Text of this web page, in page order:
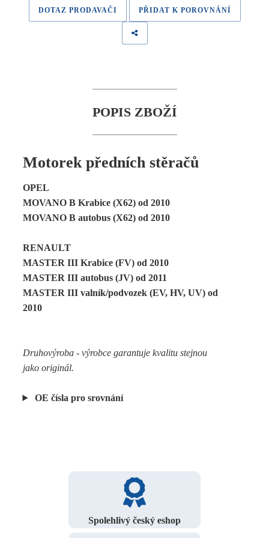
DOTAZ PRODAVAČI PŘIDAT K POROVNÁNÍ
POPIS ZBOŽÍ
Motorek předních stěračů
OPEL
MOVANO B Krabice (X62) od 2010
MOVANO B autobus (X62) od 2010
RENAULT
MASTER III Krabice (FV) od 2010
MASTER III autobus (JV) od 2011
MASTER III valník/podvozek (EV, HV, UV) od
2010
Druhovýroba - výrobce garantuje kvalitu stejnou
jako originál.
OE čísla pro srovnání
Spolehlivý český eshop